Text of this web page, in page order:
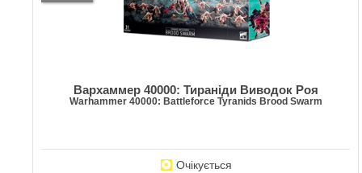
Вархаммер 40000: Тираніди Виводок Роя
Warhammer 40000: Battleforce Tyranids Brood Swarm
Очікується